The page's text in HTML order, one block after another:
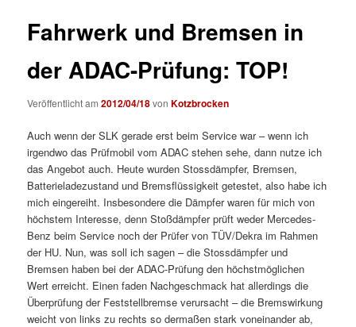
Fahrwerk und Bremsen in
der ADAC-Prüfung: TOP!
Veröffentlicht am2012/04/18vonKotzbrocken
Auch wenn der SLK gerade erst beim Service war – wenn ich
irgendwo das Prüfmobil vom ADAC stehen sehe, dann nutze ich
das Angebot auch. Heute wurden Stossdämpfer, Bremsen,
Batterieladezustand und Bremsflüssigkeit getestet, also habe ich
mich eingereiht. Insbesondere die Dämpfer waren für mich von
höchstem Interesse, denn Stoßdämpfer prüft weder Mercedes-
Benz beim Service noch der Prüfer von TÜV/Dekra im Rahmen
der HU. Nun, was soll ich sagen – die Stossdämpfer und
Bremsen haben bei der ADAC-Prüfung den höchstmöglichen
Wert erreicht. Einen faden Nachgeschmack hat allerdings die
Überprüfung der Feststellbremse verursacht – die Bremswirkung
weicht von links zu rechts so dermaßen stark voneinander ab,